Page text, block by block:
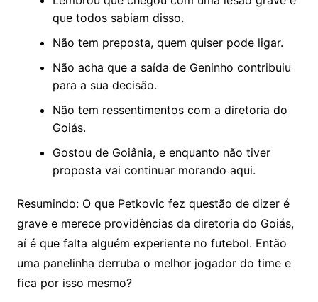
que todos sabiam disso.
Não tem preposta, quem quiser pode ligar.
Não acha que a saída de Geninho contribuiu
para a sua decisão.
Não tem ressentimentos com a diretoria do
Goiás.
Gostou de Goiânia, e enquanto não tiver
proposta vai continuar morando aqui.
Resumindo: O que Petkovic fez questão de dizer é
grave e merece providências da diretoria do Goiás,
aí é que falta alguém experiente no futebol. Então
uma panelinha derruba o melhor jogador do time e
fica por isso mesmo?